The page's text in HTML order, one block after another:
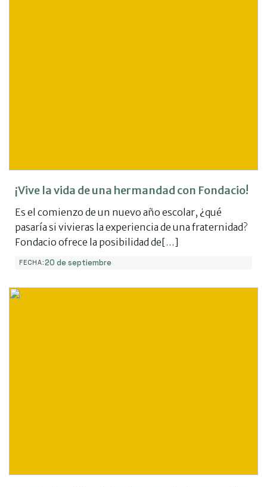
¡Vive la vida de una hermandad con Fondacio!
Es el comienzo de un nuevo año escolar, ¿qué
pasaría si vivieras la experiencia de una fraternidad?
Fondacio ofrece la posibilidad de[…]
FECHA:20 de septiembre